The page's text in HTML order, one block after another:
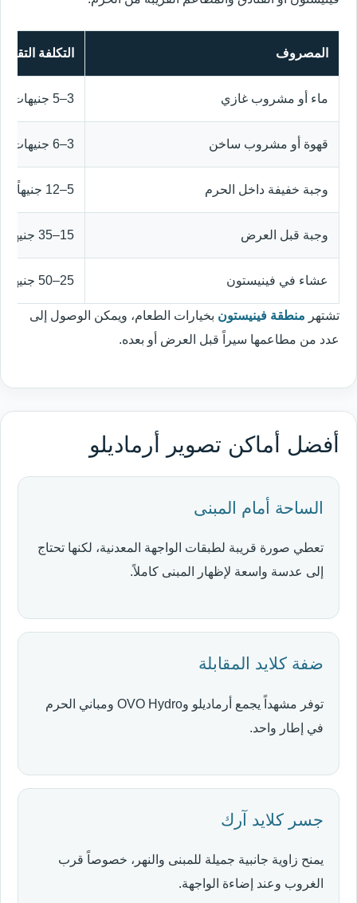
المصروف التكلفة
ماء أو مشروب غازي 3–5 جنيهات إسترلينية
قهوة أو مشروب ساخن 3–6 جنيهات إسترلينية
وجبة خفيفة داخل الحرم 5–12 جنيهاً إسترلينياً
وجبة قبل العرض 15–35 جنيهاً إسترلينياً
عشاء في فينيستون 25–50 جنيهاً إسترلينياً
تشتهر منطقة فينيستون بخيارات الطعام، ويمكن الوصول إلى
عدد من مطاعمها سيراً قبل العرض أو بعده.
أفضل أماكن تصوير أرماديلو
الساحة أمام المبنى
تعطي صورة قريبة لطبقات الواجهة المعدنية، لكنها تحتاج
إلى عدسة واسعة لإظهار المبنى كاملاً.
ضفة كلايد المقابلة
توفر مشهداً يجمع أرماديلو وOVO Hydro ومباني الحرم
في إطار واحد.
جسر كلايد آرك
يمنح زاوية جانبية جميلة للمبنى والنهر، خصوصاً قرب
الغروب وعند إضاءة الواجهة.